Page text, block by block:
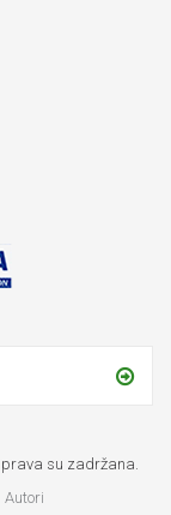
prava su zadržana.
Autori